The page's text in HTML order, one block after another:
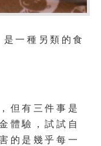
一種另類的食
但有三件事是
體驗，試試自
的是幾乎每一